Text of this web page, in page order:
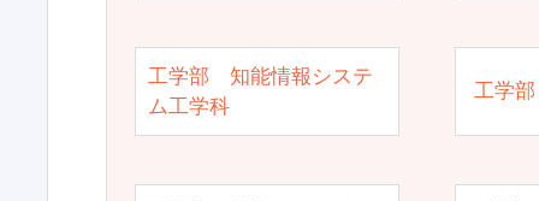
工学部 知能情報システ
ム工学科
工学